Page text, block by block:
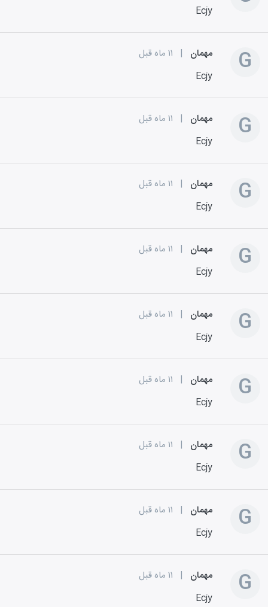
Ecjy
G مهمان | ۱۱ ماه قبل
Ecjy
G مهمان | ۱۱ ماه قبل
Ecjy
G مهمان | ۱۱ ماه قبل
Ecjy
G مهمان | ۱۱ ماه قبل
Ecjy
G مهمان | ۱۱ ماه قبل
Ecjy
G مهمان | ۱۱ ماه قبل
Ecjy
G مهمان | ۱۱ ماه قبل
Ecjy
G مهمان | ۱۱ ماه قبل
Ecjy
G مهمان | ۱۱ ماه قبل
Ecjy